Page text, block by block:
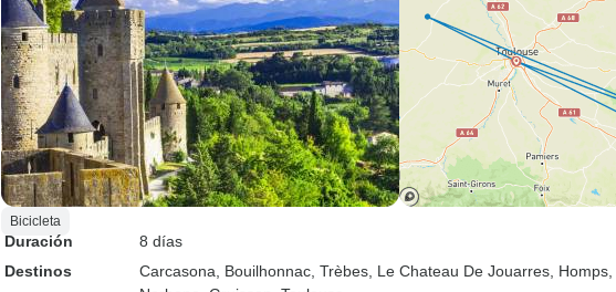
Bicicleta
Duración
8 días
Destinos
Carcasona , Bouilhonnac , Trèbes , Le Chateau De Jouarres , Homps